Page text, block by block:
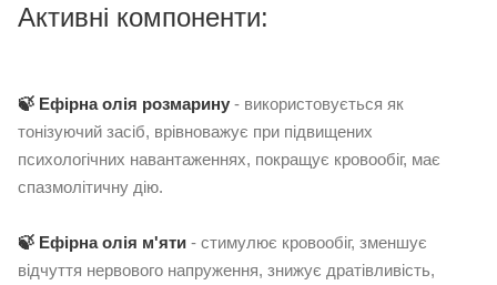
Активні компоненти:
🍃 Ефірна олія розмарину - використовується як
тонізуючий засіб, врівноважує при підвищених
психологічних навантаженнях, покращує кровообіг, має
спазмолітичну дію.
🍃 Ефірна олія м'яти - стимулює кровообіг, зменшує
відчуття нервового напруження, знижує дратівливість,